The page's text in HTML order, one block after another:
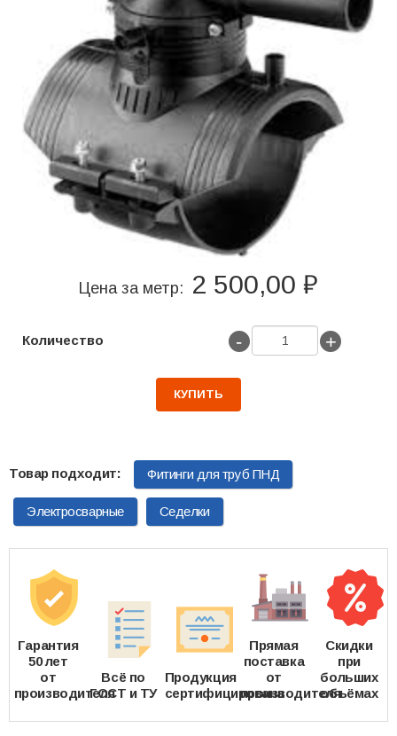
Цена за метр: 2 500,00 ₽
Количество - +
КУПИТЬ
Фитинги для труб ПНД
Электросварные Седелки
Гарантия
50 лет
от
производителя
Всё по
ГОСТ и ТУ
Продукция
сертифицирована
Прямая
поставка
от
производителя
Скидки
при
больших
объёмах